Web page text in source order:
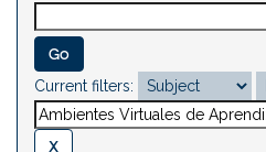
Current filters: